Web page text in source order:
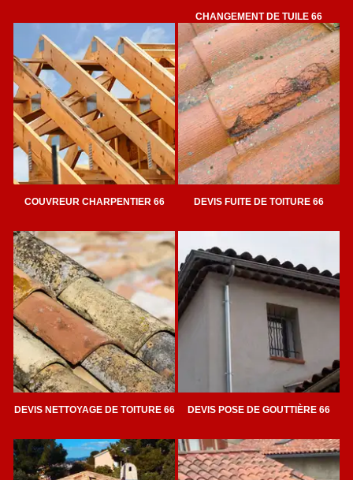
CHANGEMENT DE TUILE 66
COUVREUR CHARPENTIER 66 DEVIS FUITE DE TOITURE 66
DEVIS NETTOYAGE DE TOITURE 66 DEVIS POSE DE GOUTTIÈRE 66